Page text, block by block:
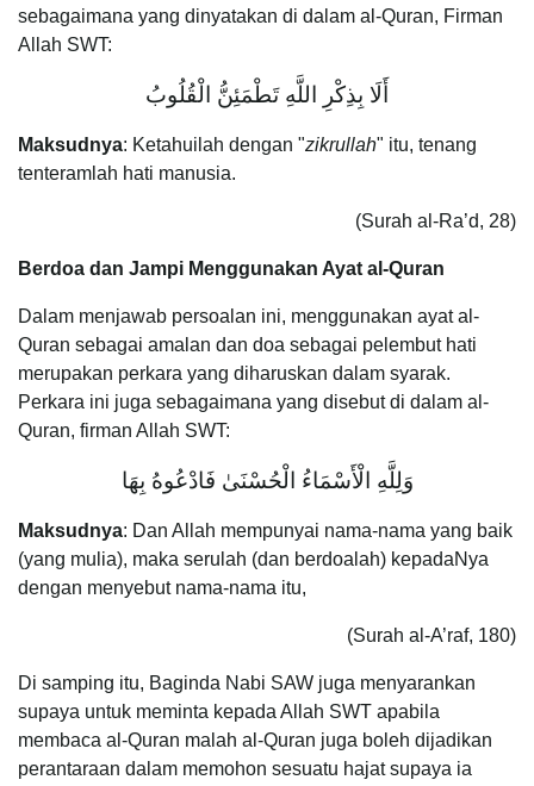
sebagaimana yang dinyatakan di dalam al-Quran, Firman
Allah SWT:
أَلَا بِذِكْرِ اللَّهِ تَطْمَئِنُّ الْقُلُوبُ
Maksudnya: Ketahuilah dengan "zikrullah" itu, tenang
tenteramlah hati manusia.
(Surah al-Ra’d, 28)
Berdoa dan Jampi Menggunakan Ayat al-Quran
Dalam menjawab persoalan ini, menggunakan ayat al-
Quran sebagai amalan dan doa sebagai pelembut hati
merupakan perkara yang diharuskan dalam syarak.
Perkara ini juga sebagaimana yang disebut di dalam al-
Quran, firman Allah SWT:
وَلِلَّهِ الْأَسْمَاءُ الْحُسْنَىٰ فَادْعُوهُ بِهَا
Maksudnya: Dan Allah mempunyai nama-nama yang baik
(yang mulia), maka serulah (dan berdoalah) kepadaNya
dengan menyebut nama-nama itu,
(Surah al-A’raf, 180)
Di samping itu, Baginda Nabi SAW juga menyarankan
supaya untuk meminta kepada Allah SWT apabila
membaca al-Quran malah al-Quran juga boleh dijadikan
perantaraan dalam memohon sesuatu hajat supaya ia